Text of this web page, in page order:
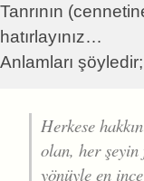
Tanrının
hatırlayınız…
Anlamları şöyledir;
Herkese
olan, her şeyin
yönüyle en